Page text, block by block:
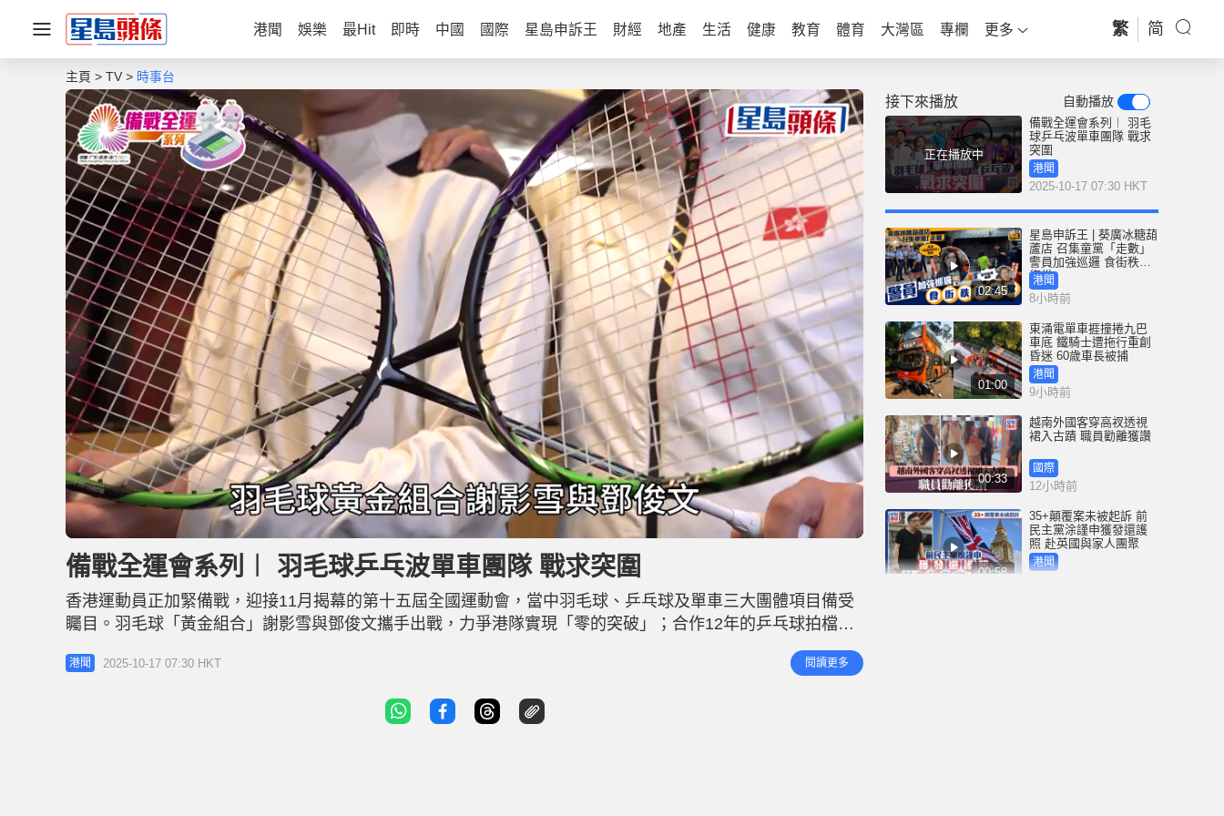
港聞 娛樂 最Hit 即時 中國 國際 星島申訴王 財經 地產 生活 健康 教育 體育 大灣區 專欄 更多 繁 简
主頁 TV 時事台
n
u
t
e
o
d
e
d
1
6
.
5
0
備戰全運會系列︱ 羽毛球乒乓波單車團隊 戰求突圍
香港運動員正加緊備戰，迎接11月揭幕的第十五屆全國運動會，當中羽毛球、乒乓球及單車三大團體項目備受
矚目。羽毛球「黃金組合」謝影雪與鄧俊文攜手出戰，力爭港隊實現「零的突破」；合作12年的乒乓球拍檔黃
鎮廷與杜凱琹盼延續佳績，挑戰被譽為「比奧運更難」的全運混雙賽場；年輕單車手程嬿珊從偶像李慧詩身上
獲得啟發，冀在場地賽中與團隊衝出佳績。從經驗豐富的老拍檔到潛力無窮的新生代，均懷抱信念，在最後備
港聞 2025-10-17 07:30 HKT 閱讀更多
接下來播放 自動播放
正在播放中
備戰全運會系列︱ 羽毛
球乒乓波單車團隊 戰求
突圍
港聞
2025-10-17 07:30 HKT
02:45
星島申訴王 | 葵廣冰糖葫
蘆店 召集童黨「走數」
警員加強巡邏 食街秩序
復常
港聞
8小時前
01:00
東涌電單車捱撞捲九巴
車底 鐵騎士遭拖行重創
昏迷 60歲車長被捕
港聞
9小時前
00:33
越南外國客穿高衩透視
裙入古蹟 職員勸離獲讚
國際
12小時前
00:58
35+顛覆案未被起訴 前
民主黨涂謹申獲發還護
照 赴英國與家人團聚
港聞